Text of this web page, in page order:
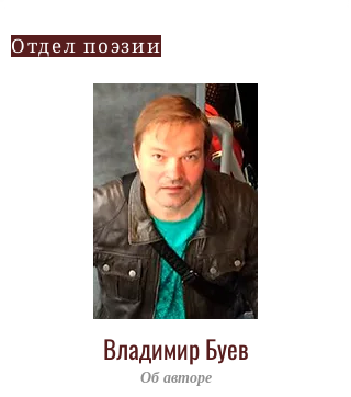
Отдел поэзии
Владимир Буев
Об авторе